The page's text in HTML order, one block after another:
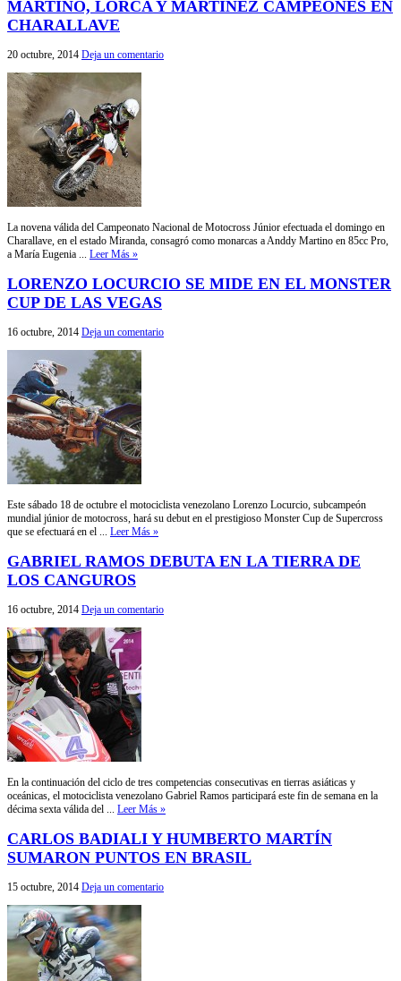
MARTINO, LORCA Y MARTÍNEZ CAMPEONES EN
CHARALLAVE
20 octubre, 2014 Deja un comentario
La novena válida del Campeonato Nacional de Motocross Júnior efectuada el domingo en
Charallave, en el estado Miranda, consagró como monarcas a Anddy Martino en 85cc Pro,
a María Eugenia ... Leer Más »
LORENZO LOCURCIO SE MIDE EN EL MONSTER
CUP DE LAS VEGAS
16 octubre, 2014 Deja un comentario
Este sábado 18 de octubre el motociclista venezolano Lorenzo Locurcio, subcampeón
mundial júnior de motocross, hará su debut en el prestigioso Monster Cup de Supercross
que se efectuará en el ... Leer Más »
GABRIEL RAMOS DEBUTA EN LA TIERRA DE
LOS CANGUROS
16 octubre, 2014 Deja un comentario
En la continuación del ciclo de tres competencias consecutivas en tierras asiáticas y
oceánicas, el motociclista venezolano Gabriel Ramos participará este fin de semana en la
décima sexta válida del ... Leer Más »
CARLOS BADIALI Y HUMBERTO MARTÍN
SUMARON PUNTOS EN BRASIL
15 octubre, 2014 Deja un comentario